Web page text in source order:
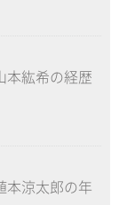
本紘希の経歴
本涼太郎の年